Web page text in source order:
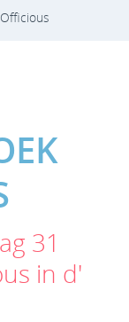
31
in d'